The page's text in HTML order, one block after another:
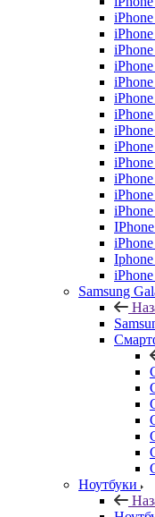
iPhone
Samsung
Ноутбуки